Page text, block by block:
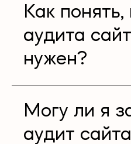
Как понять,
аудита
нужен?
Могу ли я
аудит